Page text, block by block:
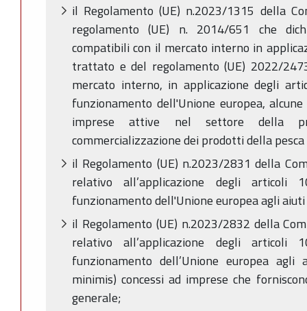
il Regolamento (UE) n.2023/1315 della
regolamento (UE) n. 2014/651 che
compatibili con il mercato interno in
trattato e del regolamento (UE) 2022/
mercato interno, in applicazione degli
funzionamento dell'Unione europea,
imprese attive nel settore della
commercializzazione dei prodotti della
il Regolamento (UE) n.2023/2831 della
relativo all’applicazione degli
funzionamento dell'Unione europea agli
il Regolamento (UE) n.2023/2832 della
relativo all’applicazione degli
funzionamento dell’Unione europea
minimis) concessi ad imprese che
generale;